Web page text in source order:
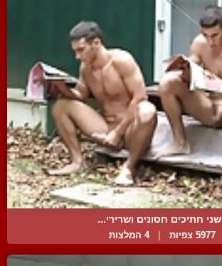
שני חתיכים חסונים ושרירי...
5977 צפיות 4 המלצות